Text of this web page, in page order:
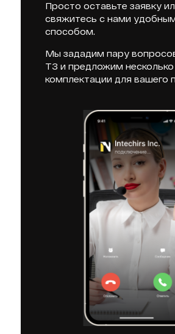
Просто оставьте заявку
свяжитесь с нами
способом.
Мы зададим пару
ТЗ и предложим
комплектации для вашего